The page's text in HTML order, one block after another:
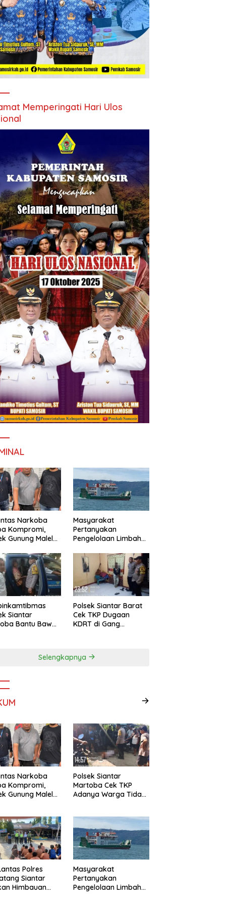
Memperingati Hari Ulos
Narkoba
Kompromi,
Gunung Malela
di Nagori
Masyarakat
Pertanyakan
Pengelolaan Limbah
Gunung Hijau Mega
Belum Berikan
Penjelasan Resmi
Siantar
Bantu Bawa
Polsek Siantar Barat
Cek TKP Dugaan
KDRT di Gang
Selengkapnya
Narkoba
Kompromi,
Gunung Malela
Polsek Siantar
Martoba Cek TKP
Adanya Warga Tidak
Polres
Siantar
Himbauan
Masyarakat
Pertanyakan
Pengelolaan Limbah